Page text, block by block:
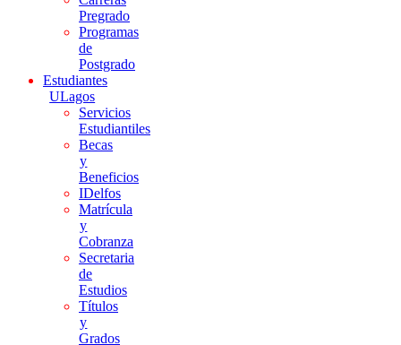
Pregrado
Programas
de
Postgrado
Estudiantes
ULagos
Servicios
Estudiantiles
Becas
y
Beneficios
IDelfos
Matrícula
y
Cobranza
Secretaria
de
Estudios
Títulos
y
Grados